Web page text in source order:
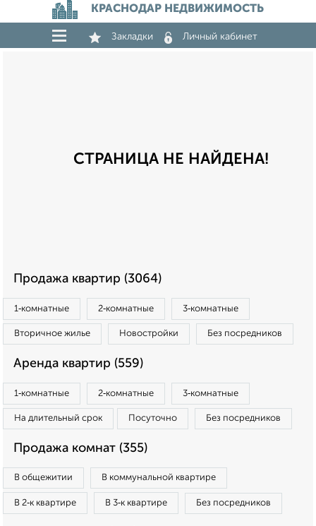
КРАСНОДАР НЕДВИЖИМОСТЬ
Закладки Личный кабинет
СТРАНИЦА НЕ НАЙДЕНА!
Продажа квартир (3064)
1‑комнатные 2‑комнатные 3‑комнатные
Вторичное жилье Новостройки Без посредников
Аренда квартир (559)
1‑комнатные 2‑комнатные 3‑комнатные
На длительный срок Посуточно Без посредников
Продажа комнат (355)
В общежитии В коммунальной квартире
В 2‑к квартире В 3‑к квартире Без посредников